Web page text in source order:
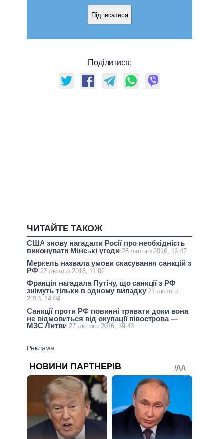
Підписатися
Поділитися:
ЧИТАЙТЕ ТАКОЖ
США знову нагадали Росії про необхідність
виконувати Мінські угоди 28 лютого 2016, 16:47
Меркель назвала умови скасування санкцій з
РФ 27 лютого 2016, 11:02
Франція нагадала Путіну, що санкції з РФ
знімуть тільки в одному випадку 21 лютого
2016, 14:04
Санкції проти РФ повинні тривати доки вона
не відмовиться від окупації півострова —
МЗС Литви 27 лютого 2016, 19:43